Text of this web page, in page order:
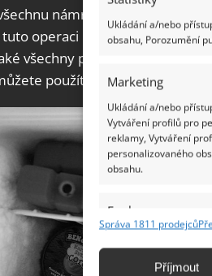
Ukládání a/nebo
obsahu, Porozumění
Marketing
Ukládání a/nebo
Vytváření profilů pro
reklamy, Vytváření
personalizovaného
obsahu.
Funkce
Identifikace zařízení
Správa 1811 prodejců
Příjmout
námrazu uvnitř
operaci lihový ocet.Ten
všechny povrchy dezinfikuje.
použít citronovou šťávu.